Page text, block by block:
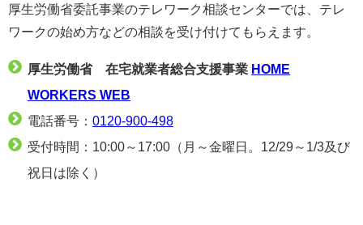
厚生労働省委託事業のテレワーク相談センターでは、テレ
ワークの始め方などの相談を受け付けてもらえます。
厚生労働省 在宅就業者総合支援事業 HOME
WORKERS WEB
電話番号： 0120-900-498
受付時間：10:00～17:00（月～金曜日。12/29～1/3及び
祝日は除く）